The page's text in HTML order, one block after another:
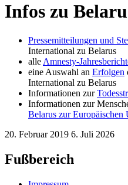
Infos zu
Pressemitteilungen und
International zu Belarus
alle Amnesty-
eine Auswahl an Erfolgen
International zu Belarus
Informationen zur
Informationen zur
Belarus zur Europäischen
20. Februar 2019 6. Juli 2026
Fußbereich